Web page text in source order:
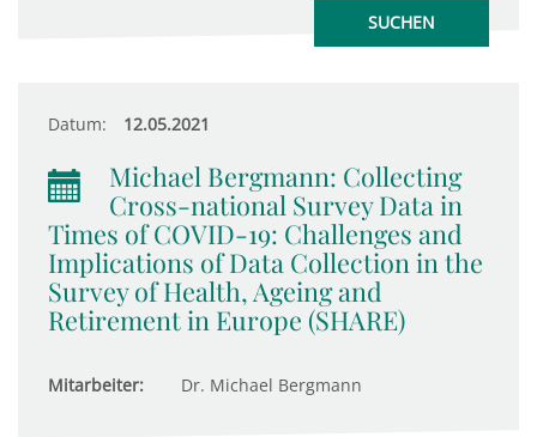
Datum: 12.05.2021
Michael Bergmann: Collecting
Cross-national Survey Data in
Times of COVID-19: Challenges and
Implications of Data Collection in the
Survey of Health, Ageing and
Retirement in Europe (SHARE)
Mitarbeiter: Dr. Michael Bergmann